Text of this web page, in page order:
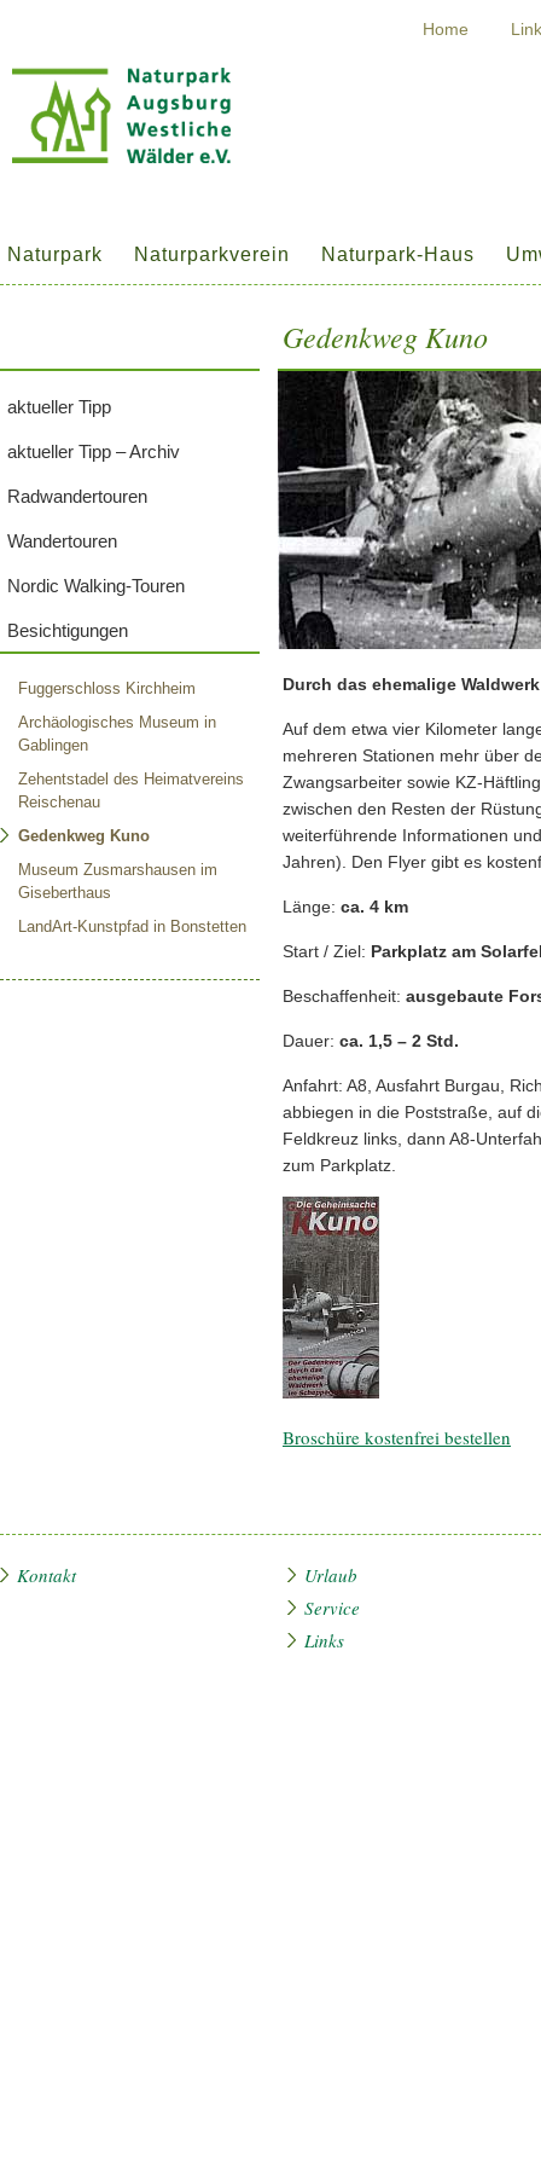
Home
Naturpark Naturparkverein Naturpark-Haus
aktueller Tipp
aktueller Tipp – Archiv
Radwandertouren
Wandertouren
Nordic Walking-Touren
Besichtigungen
Fuggerschloss Kirchheim
Archäologisches Museum in
Gablingen
Zehentstadel des Heimatvereins
Reischenau
Gedenkweg Kuno
Museum Zusmarshausen im
Giseberthaus
LandArt-Kunstpfad in Bonstetten
Gedenkweg Kuno
Durch das ehemalige
Auf dem etwa vier Kilometer
mehreren Stationen mehr über
Zwangsarbeiter sowie KZ-
zwischen den Resten der
weiterführende Informationen
Jahren). Den Flyer gibt es
Länge: ca. 4 km
Start / Ziel: Parkplatz am
Beschaffenheit: ausgebaute
Dauer: ca. 1,5 – 2 Std.
Anfahrt: A8, Ausfahrt Burgau,
abbiegen in die Poststraße, auf
Feldkreuz links, dann A8-
zum Parkplatz.
Broschüre kostenfrei bestellen
Kontakt
Urlaub
Service
Links